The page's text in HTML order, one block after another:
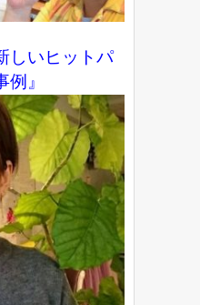
しいヒットパ
』